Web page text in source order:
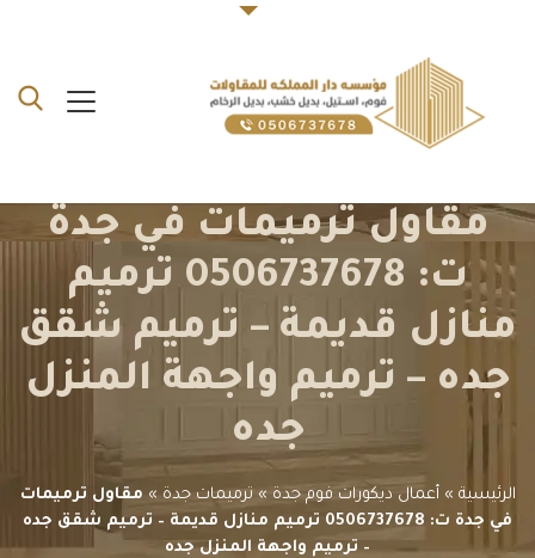
مقاول ترميمات في جدة
ت: 0506737678 ترميم
منازل قديمة – ترميم شقق
جده – ترميم واجهة المنزل
جده
الرئيسية » أعمال ديكورات فوم جدة » ترميمات جدة » مقاول ترميمات
في جدة ت: 0506737678 ترميم منازل قديمة – ترميم شقق جده
– ترميم واجهة المنزل جده